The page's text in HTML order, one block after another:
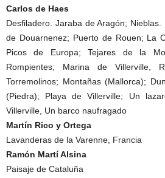
Carlos de Haes
Desfiladero. Jaraba de Aragón;
de Douarnenez; Puerto de Rouen; La
Picos de Europa; Tejares de la
Rompientes; Marina de Villerville,
Torremolinos; Montañas (Mallorca);
(Piedra); Playa de Villerville; Un
Villerville, Un barco naufragado
Martín Rico y Ortega
Lavanderas de la Varenne, Francia
Ramón Martí Alsina
Paisaje de Cataluña